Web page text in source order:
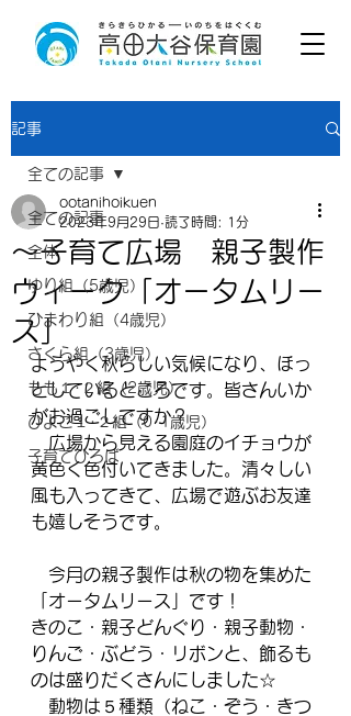
記事
全ての記事
全体
ゆり組（5歳児）
ひまわり組（4歳児）
さくら組（3歳児）
もも１･２組（2歳児）
ひよこ１･２組（0･1歳児）
子育てひろば
全ての記事
～子育て広場 親子製作
ウィーク「オータムリー
ス」
ootanihoikuen
2023年9月29日 読了時間: 1分
ようやく秋らしい気候になり、ほっ
としているところです。皆さんいか
がお過ごしですか？
広場から見える園庭のイチョウが
黄色く色付いてきました。清々しい
風も入ってきて、広場で遊ぶお友達
も嬉しそうです。
今月の親子製作は秋の物を集めた
「オータムリース」です！
きのこ・親子どんぐり・親子動物・
りんご・ぶどう・リボンと、飾るも
のは盛りだくさんにしました☆
動物は５種類（ねこ・ぞう・きつ